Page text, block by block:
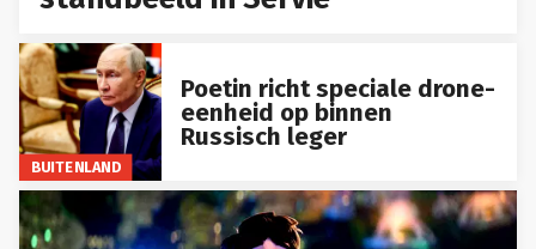
BUITENLAND
Poetin richt speciale drone-
eenheid op binnen
Russisch leger